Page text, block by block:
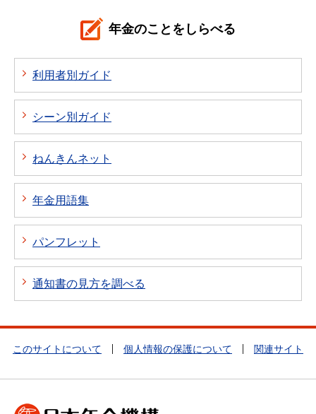
年金のことをしらべる
利用者別ガイド
シーン別ガイド
ねんきんネット
年金用語集
パンフレット
通知書の見方を調べる
このサイトについて 個人情報の保護について 関連サイト